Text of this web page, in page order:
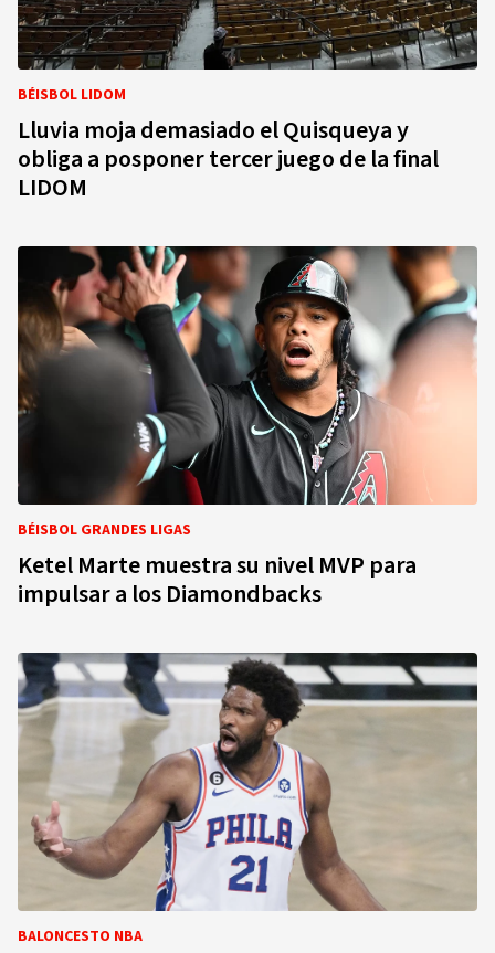
BÉISBOL LIDOM
Lluvia moja demasiado el Quisqueya y
obliga a posponer tercer juego de la final
LIDOM
BÉISBOL GRANDES LIGAS
Ketel Marte muestra su nivel MVP para
impulsar a los Diamondbacks
BALONCESTO NBA